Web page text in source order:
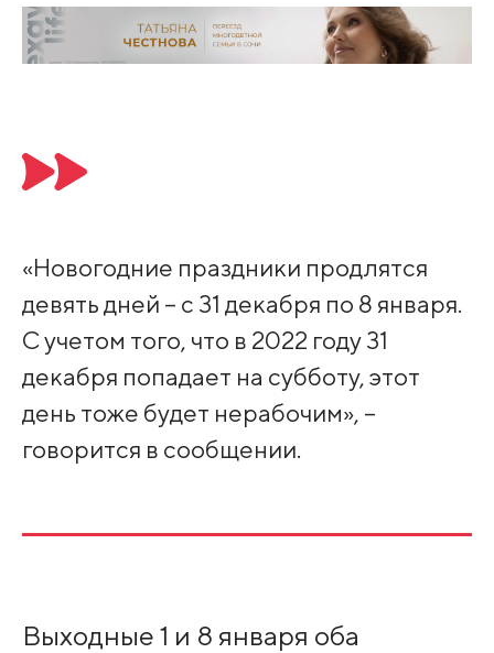
«Новогодние праздники продлятся
девять дней – с 31 декабря по 8 января.
С учетом того, что в 2022 году 31
декабря попадает на субботу, этот
день тоже будет нерабочим», –
говорится в сообщении.
Выходные 1 и 8 января оба